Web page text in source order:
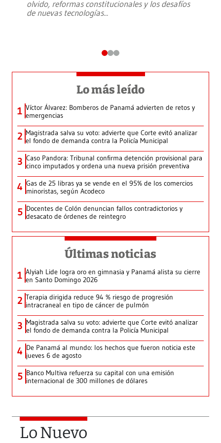
olvido, reformas constitucionales y los desafíos
de nuevas tecnologías...
Lo más leído
1 Víctor Álvarez: Bomberos de Panamá advierten de retos y
emergencias
2 Magistrada salva su voto: advierte que Corte evitó analizar
el fondo de demanda contra la Policía Municipal
3 Caso Pandora: Tribunal confirma detención provisional para
cinco imputados y ordena una nueva prisión preventiva
4 Gas de 25 libras ya se vende en el 95% de los comercios
minoristas, según Acodeco
5 Docentes de Colón denuncian fallos contradictorios y
desacato de órdenes de reintegro
Últimas noticias
1 Alyiah Lide logra oro en gimnasia y Panamá alista su cierre
en Santo Domingo 2026
2 Terapia dirigida reduce 94 % riesgo de progresión
intracraneal en tipo de cáncer de pulmón
3 Magistrada salva su voto: advierte que Corte evitó analizar
el fondo de demanda contra la Policía Municipal
4 De Panamá al mundo: los hechos que fueron noticia este
jueves 6 de agosto
5 Banco Multiva refuerza su capital con una emisión
internacional de 300 millones de dólares
Lo Nuevo